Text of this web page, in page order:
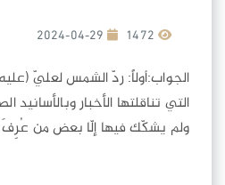
2024-04-29
الجواب:أولاً: ردّ الشمس لعليّ
التي تناقلتها الأخبار
ولم يشكّك فيها إلّا بعض من